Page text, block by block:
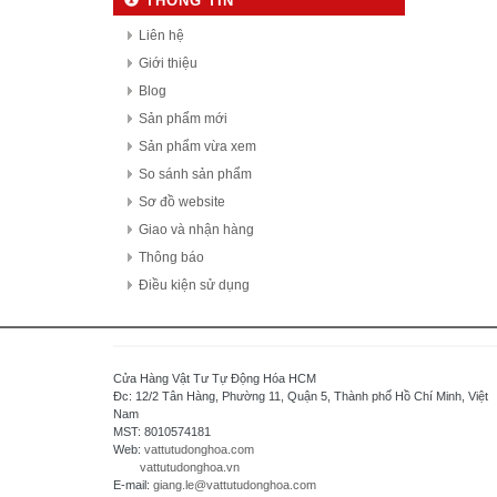
Denki Seikosha - Japan
Daiichi Electronics co.,Ltd - Japan
Fuji Electric - Japan
FESTO
FDK Coperation
Hitachi - Japan
HCFA - China
HIOKI - Japan
HAGER
HONEYWELL
Hanyoung - Korea
Idec Izumi Corp - Japan
IHI - JAPAN
IOR
Liên hệ
Giới thiệu
Blog
Sản phẩm mới
Sản phẩm vừa xem
So sánh sản phẩm
Sơ đồ website
Giao và nhận hàng
Thông báo
Điều kiện sử dụng
Cửa Hàng Vật Tư Tự Động Hóa HCM
Đc: 12/2 Tân Hàng, Phường 11, Quận 5, Thành phố Hồ Chí Minh, Việt
Nam
MST: 8010574181
Web: vattutudonghoa.com
vattutudonghoa.vn
E-mail: giang.le@vattutudonghoa.com